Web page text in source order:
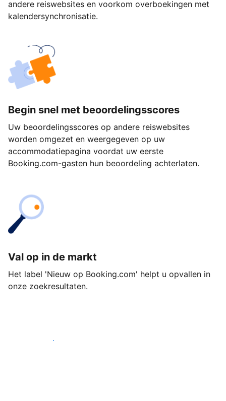
andere reiswebsites en voorkom overboekingen met
kalendersynchronisatie.
Begin snel met beoordelingsscores
Uw beoordelingsscores op andere reiswebsites
worden omgezet en weergegeven op uw
accommodatiepagina voordat uw eerste
Booking.com-gasten hun beoordeling achterlaten.
Val op in de markt
Het label 'Nieuw op Booking.com' helpt u opvallen in
onze zoekresultaten.
Begin vandaag nog